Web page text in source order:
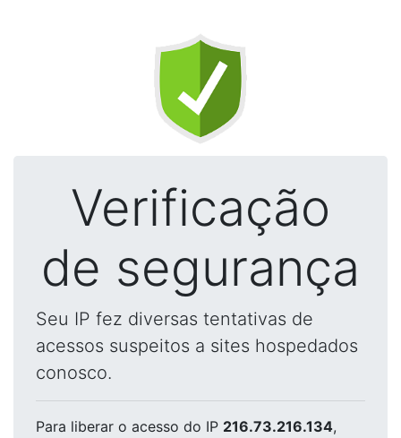
Verificação
de segurança
Seu IP fez diversas tentativas de
acessos suspeitos a sites hospedados
conosco.
Para liberar o acesso do IP 216.73.216.134,